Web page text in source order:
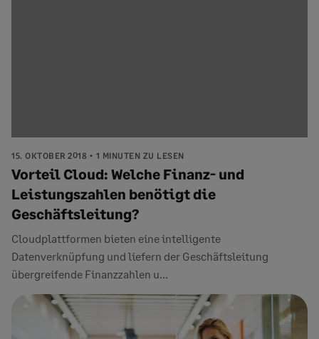
15. OKTOBER 2018 1 MINUTEN ZU LESEN
Vorteil Cloud: Welche Finanz- und
Leistungszahlen benötigt die
Geschäftsleitung?
Cloudplattformen bieten eine intelligente
Datenverknüpfung und liefern der Geschäftsleitung
übergreifende Finanzzahlen u...